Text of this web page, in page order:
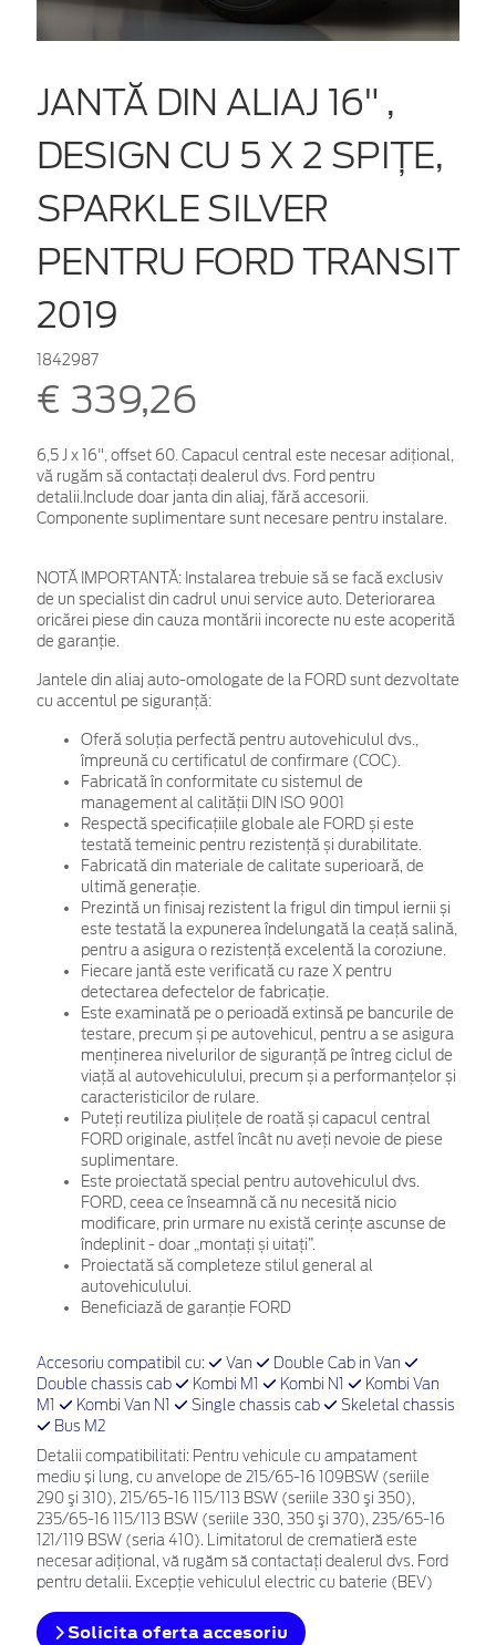
JANTĂ DIN ALIAJ 16" ,
DESIGN CU 5 X 2 SPIŢE,
SPARKLE SILVER
PENTRU FORD TRANSIT
2019
1842987
€ 339,26
6,5 J x 16", offset 60. Capacul central este necesar adiţional,
vă rugăm să contactaţi dealerul dvs. Ford pentru
detalii.Include doar janta din aliaj, fără accesorii.
Componente suplimentare sunt necesare pentru instalare.
NOTĂ IMPORTANTĂ: Instalarea trebuie să se facă exclusiv
de un specialist din cadrul unui service auto. Deteriorarea
oricărei piese din cauza montării incorecte nu este acoperită
de garanţie.
Jantele din aliaj auto-omologate de la FORD sunt dezvoltate
cu accentul pe siguranță:
Oferă soluția perfectă pentru autovehiculul dvs.,
împreună cu certificatul de confirmare (COC).
Fabricată în conformitate cu sistemul de
management al calității DIN ISO 9001
Respectă specificațiile globale ale FORD și este
testată temeinic pentru rezistență și durabilitate.
Fabricată din materiale de calitate superioară, de
ultimă generație.
Prezintă un finisaj rezistent la frigul din timpul iernii și
este testată la expunerea îndelungată la ceață salină,
pentru a asigura o rezistență excelentă la coroziune.
Fiecare jantă este verificată cu raze X pentru
detectarea defectelor de fabricație.
Este examinată pe o perioadă extinsă pe bancurile de
testare, precum și pe autovehicul, pentru a se asigura
menținerea nivelurilor de siguranță pe întreg ciclul de
viață al autovehiculului, precum și a performanțelor și
caracteristicilor de rulare.
Puteți reutiliza piulițele de roată și capacul central
FORD originale, astfel încât nu aveți nevoie de piese
suplimentare.
Este proiectată special pentru autovehiculul dvs.
FORD, ceea ce înseamnă că nu necesită nicio
modificare, prin urmare nu există cerințe ascunse de
îndeplinit - doar „montați și uitați”.
Proiectată să completeze stilul general al
autovehiculului.
Beneficiază de garanție FORD
Accesoriu compatibil cu: Van
Double Cab in Van
Double chassis cab
Kombi M1 Kombi N1
Kombi Van
M1
Kombi Van N1 Single chassis cab
Skeletal chassis
Bus M2
Detalii compatibilitati: Pentru vehicule cu ampatament
mediu și lung, cu anvelope de 215/65-16 109BSW (seriile
290 şi 310), 215/65-16 115/113 BSW (seriile 330 şi 350),
235/65-16 115/113 BSW (seriile 330, 350 şi 370), 235/65-16
121/119 BSW (seria 410). Limitatorul de crematieră este
necesar adiţional, vă rugăm să contactaţi dealerul dvs. Ford
pentru detalii. Excepție vehiculul electric cu baterie (BEV)
Solicita oferta accesoriu